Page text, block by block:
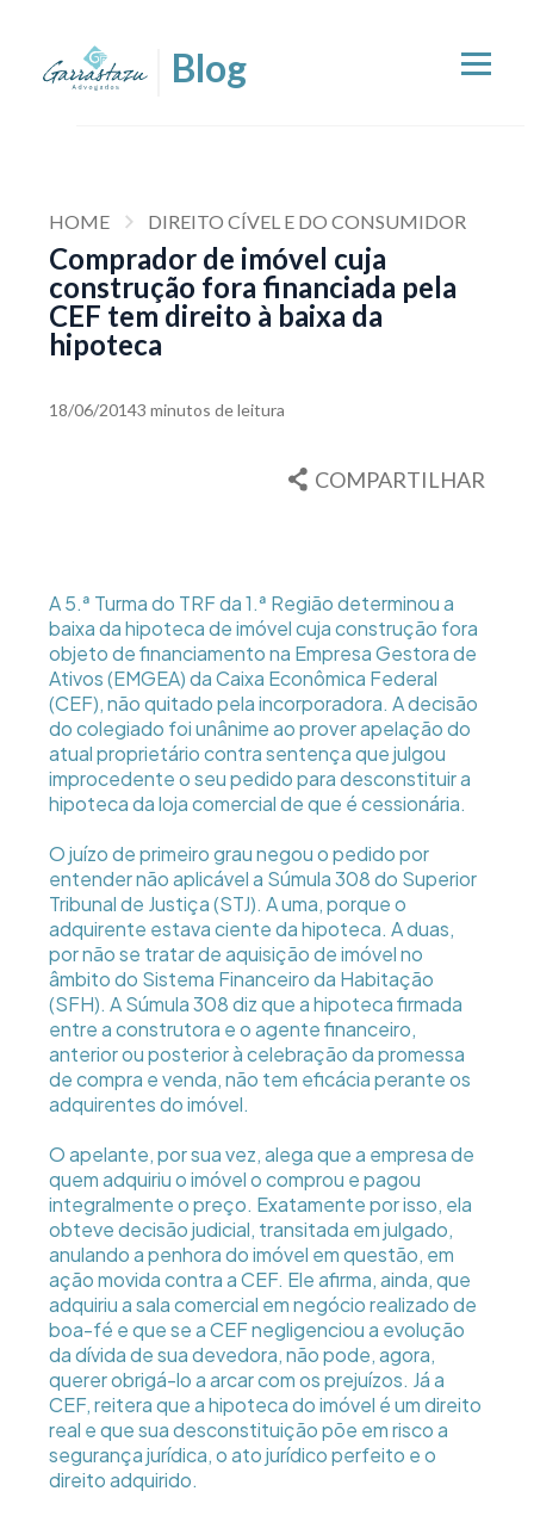
HOME DIREITO CÍVEL E DO CONSUMIDOR
Comprador de imóvel cuja
construção fora financiada pela
CEF tem direito à baixa da
hipoteca
18/06/20143 minutos de leitura
COMPARTILHAR
A 5.ª Turma do TRF da 1.ª Região determinou a
baixa da hipoteca de imóvel cuja construção fora
objeto de financiamento na Empresa Gestora de
Ativos (EMGEA) da Caixa Econômica Federal
(CEF), não quitado pela incorporadora. A decisão
do colegiado foi unânime ao prover apelação do
atual proprietário contra sentença que julgou
improcedente o seu pedido para desconstituir a
hipoteca da loja comercial de que é cessionária.
O juízo de primeiro grau negou o pedido por
entender não aplicável a Súmula 308 do Superior
Tribunal de Justiça (STJ). A uma, porque o
adquirente estava ciente da hipoteca. A duas,
por não se tratar de aquisição de imóvel no
âmbito do Sistema Financeiro da Habitação
(SFH). A Súmula 308 diz que a hipoteca firmada
entre a construtora e o agente financeiro,
anterior ou posterior à celebração da promessa
de compra e venda, não tem eficácia perante os
adquirentes do imóvel.
O apelante, por sua vez, alega que a empresa de
quem adquiriu o imóvel o comprou e pagou
integralmente o preço. Exatamente por isso, ela
obteve decisão judicial, transitada em julgado,
anulando a penhora do imóvel em questão, em
ação movida contra a CEF. Ele afirma, ainda, que
adquiriu a sala comercial em negócio realizado de
boa-fé e que se a CEF negligenciou a evolução
da dívida de sua devedora, não pode, agora,
querer obrigá-lo a arcar com os prejuízos. Já a
CEF, reitera que a hipoteca do imóvel é um direito
real e que sua desconstituição põe em risco a
segurança jurídica, o ato jurídico perfeito e o
direito adquirido.